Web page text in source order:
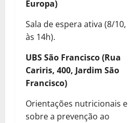
Europa)
Sala de espera ativa (8/10,
às 14h).
UBS São Francisco (Rua
Cariris, 400, Jardim São
Francisco)
Orientações nutricionais e
sobre a prevenção ao